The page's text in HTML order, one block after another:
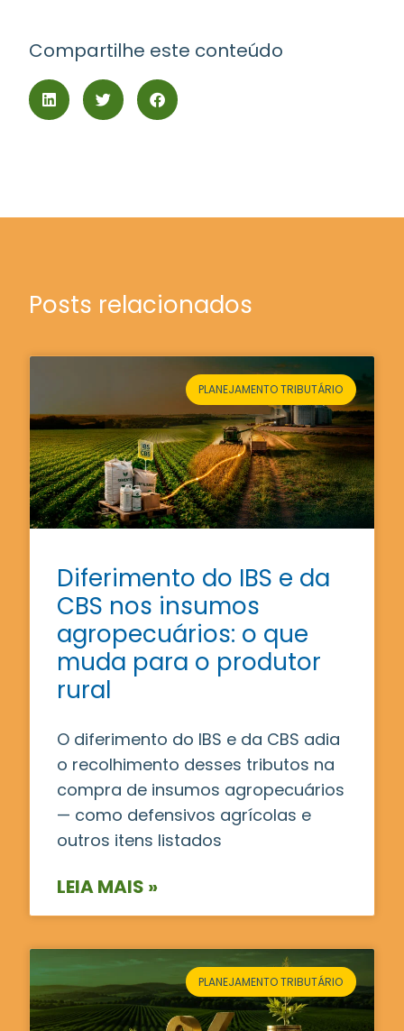
Compartilhe este conteúdo
Posts relacionados
PLANEJAMENTO TRIBUTÁRIO
Diferimento do IBS e da
CBS nos insumos
agropecuários: o que
muda para o produtor
rural
O diferimento do IBS e da CBS adia
o recolhimento desses tributos na
compra de insumos agropecuários
— como defensivos agrícolas e
outros itens listados
LEIA MAIS »
PLANEJAMENTO TRIBUTÁRIO